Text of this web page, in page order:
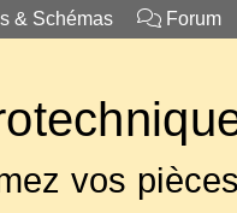
& Schémas Forum
vos